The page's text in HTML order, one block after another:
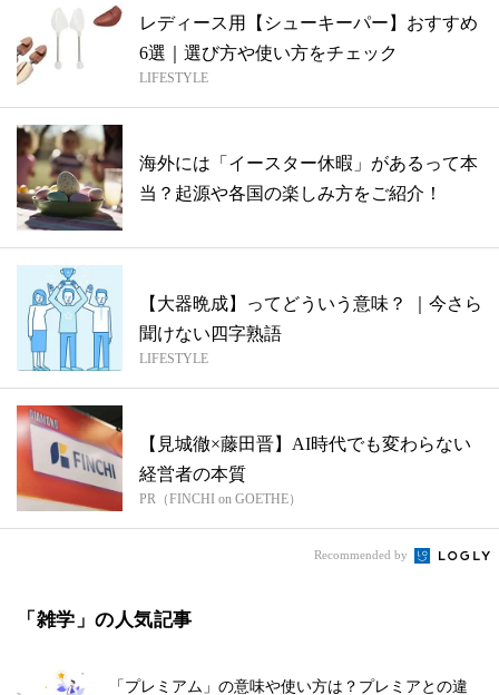
レディース用【シューキーパー】おすすめ
6選｜選び方や使い方をチェック
LIFESTYLE
海外には「イースター休暇」があるって本
当？起源や各国の楽しみ方をご紹介！
【大器晩成】ってどういう意味？ ｜今さら
聞けない四字熟語
LIFESTYLE
【見城徹×藤田晋】AI時代でも変わらない
経営者の本質
PR（FINCHI on GOETHE）
Recommended by
「雑学」の人気記事
「プレミアム」の意味や使い方は？プレミアとの違